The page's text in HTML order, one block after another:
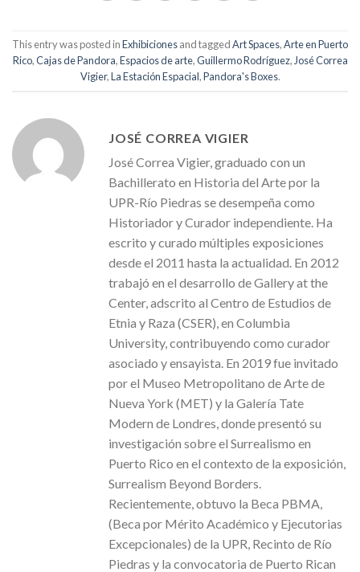
This entry was posted inExhibicionesand taggedArt Spaces,Arte en Puerto
Rico,Cajas de Pandora,Espacios de arte,Guillermo Rodríguez, José Correa
Vigier,La Estación Espacial,Pandora's Boxes.
JOSÉ CORREA VIGIER
José Correa Vigier, graduado con un
Bachillerato en Historia del Arte por la
UPR-Río Piedras se desempeña como
Historiador y Curador independiente. Ha
escrito y curado múltiples exposiciones
desde el 2011 hasta la actualidad. En 2012
trabajó en el desarrollo de Gallery at the
Center, adscrito al Centro de Estudios de
Etnia y Raza (CSER), en Columbia
University, contribuyendo como curador
asociado y ensayista. En 2019 fue invitado
por el Museo Metropolitano de Arte de
Nueva York (MET) y la Galería Tate
Modern de Londres, donde presentó su
investigación sobre el Surrealismo en
Puerto Rico en el contexto de la exposición,
Surrealism Beyond Borders.
Recientemente, obtuvo la Beca PBMA,
(Beca por Mérito Académico y Ejecutorias
Excepcionales) de la UPR, Recinto de Río
Piedras y la convocatoria de Puerto Rican